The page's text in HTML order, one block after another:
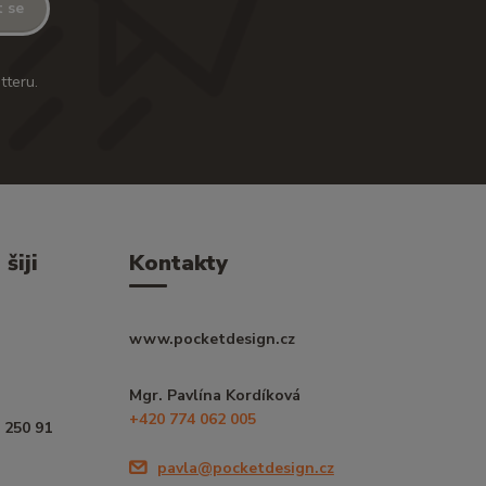
se
šiji
91
Kontakty
www.pocketdesign.cz
Mgr. Pavlína Kordíková
+420 774 062 005
pavla@pocketdesign.cz